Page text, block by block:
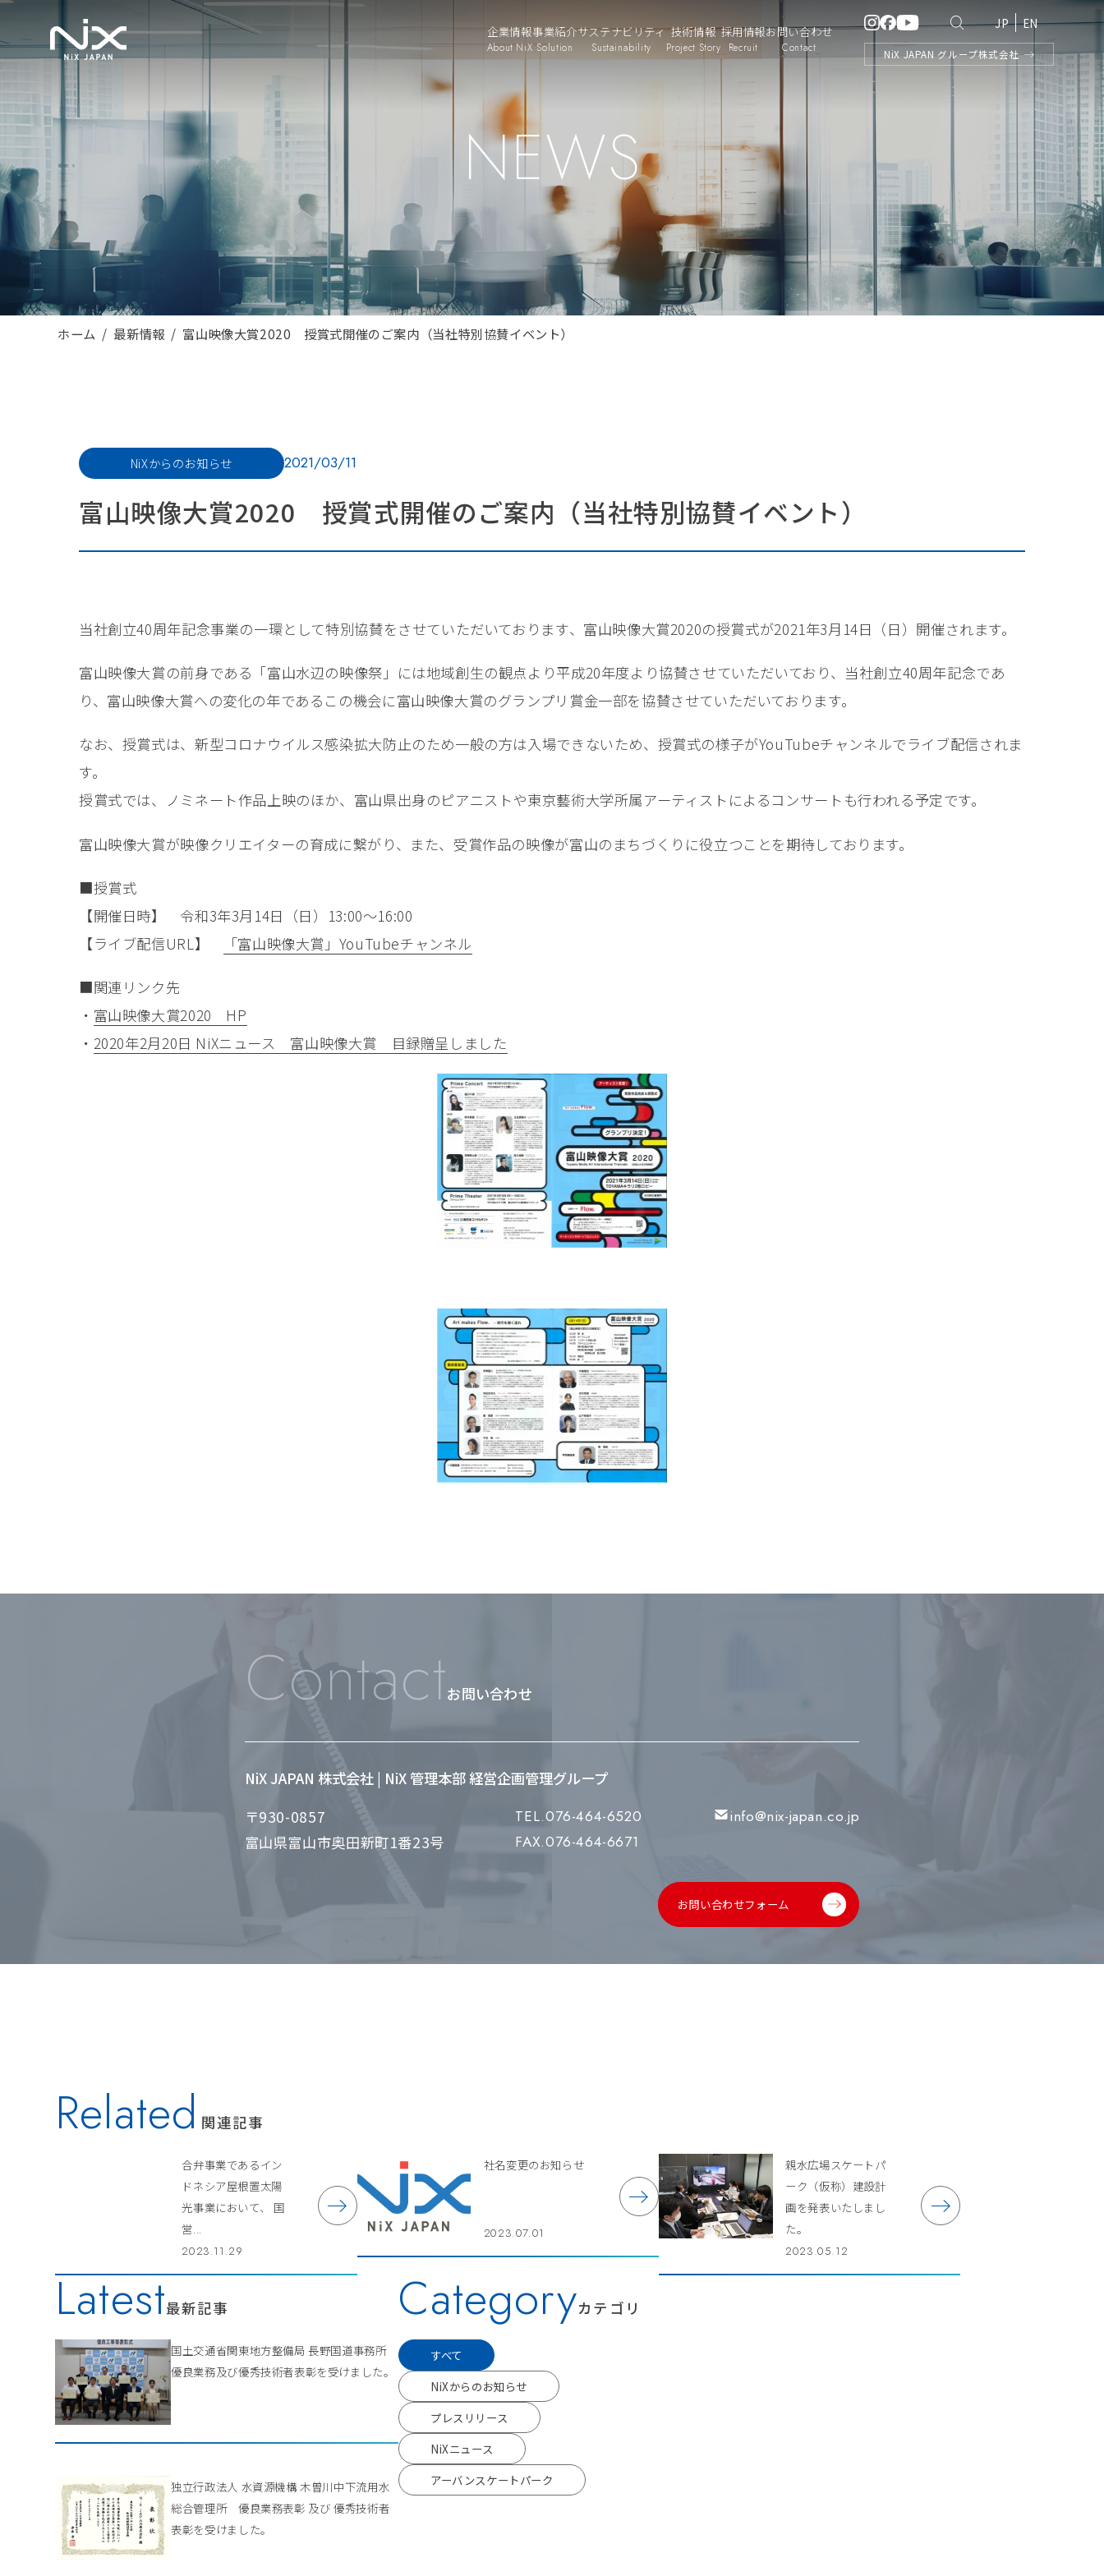
企業情報
About NiX
事業紹介
Solution
サステナビリティ
Sustainability
技術情報
Project Story
採用情報
Recruit
お問い合わせ
Contact
EN
JP
NiX JAPAN グループ株式会社
NEWS
ホーム 最新情報 富山映像大賞2020 授賞式開催のご案内（当社特別協賛イベント）
NiXからのお知らせ 2021/03/11
富山映像大賞2020 授賞式開催のご案内（当社特別協賛イベント）
当社創立40周年記念事業の一環として特別協賛をさせていただいております、富山映像大賞2020の授賞式が2021年3月14日（日）開催されます。
富山映像大賞の前身である「富山水辺の映像祭」には地域創生の観点より平成20年度より協賛させていただいており、当社創立40周年記念であ
り、富山映像大賞への変化の年であるこの機会に富山映像大賞のグランプリ賞金一部を協賛させていただいております。
なお、授賞式は、新型コロナウイルス感染拡大防止のため一般の方は入場できないため、授賞式の様子がYouTubeチャンネルでライブ配信されま
す。
授賞式では、ノミネート作品上映のほか、富山県出身のピアニストや東京藝術大学所属アーティストによるコンサートも行われる予定です。
富山映像大賞が映像クリエイターの育成に繋がり、また、受賞作品の映像が富山のまちづくりに役立つことを期待しております。
■授賞式
【開催日時】 令和3年3月14日（日）13:00～16:00
【ライブ配信URL】
「富山映像大賞」YouTubeチャンネル
■関連リンク先
・ 富山映像大賞2020 HP
・ 2020年2月20日 NiXニュース 富山映像大賞 目録贈呈しました
Contactお問い合わせ
NiX JAPAN 株式会社 | NiX 管理本部 経営企画管理グループ
〒930-0857
富山県富山市奥田新町1番23号
TEL.076-464-6520
FAX.076-464-6671
info@nix-japan.co.jp
お問い合わせフォーム
Related 関連記事
合弁事業であるイン
ドネシア屋根置太陽
光事業において、 国
営...
2023.11.29
社名変更のお知らせ
2023.07.01
親水広場スケートパ
ーク（仮称）建設計
画を発表いたしまし
た。
2023.05.12
Latest最新記事
国土交通省関東地方整備局 長野国道事務所
優良業務及び優秀技術者表彰を受けました。
独立行政法人 水資源機構 木曽川中下流用水
総合管理所 優良業務表彰 及び 優秀技術者
表彰を受けました。
Categoryカテゴリ
すべて
NiXからのお知らせ
プレスリリース
NiXニュース
アーバンスケートパーク